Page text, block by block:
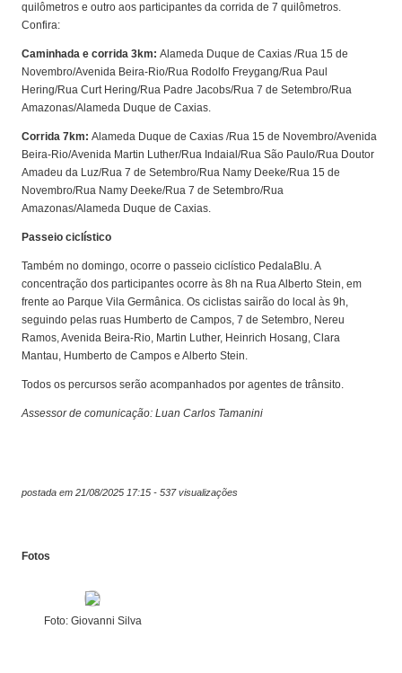
quilômetros e outro aos participantes da corrida de 7 quilômetros.
Confira:
Caminhada e corrida 3km:Alameda Duque de Caxias /Rua 15 de
Novembro/Avenida Beira-Rio/Rua Rodolfo Freygang/Rua Paul
Hering/Rua Curt Hering/Rua Padre Jacobs/Rua 7 de Setembro/Rua
Amazonas/Alameda Duque de Caxias.
Corrida 7km:Alameda Duque de Caxias /Rua 15 de Novembro/Avenida
Beira-Rio/Avenida Martin Luther/Rua Indaial/Rua São Paulo/Rua Doutor
Amadeu da Luz/Rua 7 de Setembro/Rua Namy Deeke/Rua 15 de
Novembro/Rua Namy Deeke/Rua 7 de Setembro/Rua
Amazonas/Alameda Duque de Caxias.
Passeio ciclístico
Também no domingo, ocorre o passeio ciclístico PedalaBlu. A
concentração dos participantes ocorre às 8h na Rua Alberto Stein, em
frente ao Parque Vila Germânica. Os ciclistas sairão do local às 9h,
seguindo pelas ruas Humberto de Campos, 7 de Setembro, Nereu
Ramos, Avenida Beira-Rio, Martin Luther, Heinrich Hosang, Clara
Mantau, Humberto de Campos e Alberto Stein.
Todos os percursos serão acompanhados por agentes de trânsito.
Assessor de comunicação: Luan Carlos Tamanini
postada em 21/08/2025 17:15 - 537 visualizações
Fotos
Foto: Giovanni Silva